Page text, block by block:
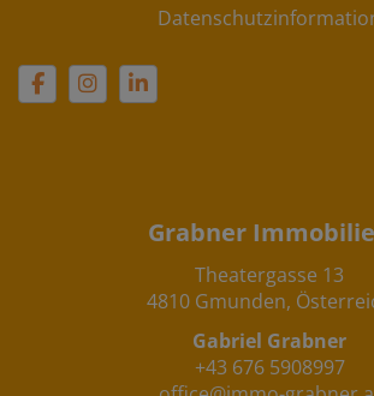
Grabner
Theatergasse 13
4810 Gmunden,
Gabriel Grabner
+43 676 5908997